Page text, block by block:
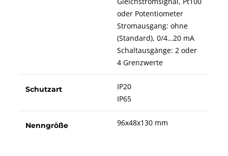
oder Potentiometer
Stromausgang: ohne
(Standard), 0/4…20 mA
Schaltausgänge: 2 oder
4 Grenzwerte
Schutzart
IP20
IP65
Nenngröße 96x48x130 mm